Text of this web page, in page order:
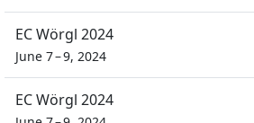
EC Wörgl 2024
June 7 – 9, 2024
EC Wörgl 2024